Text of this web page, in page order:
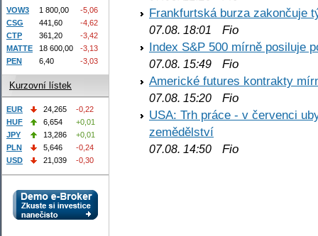
Frankfurtská burza zakončuje
07.08. 18:01
Fio
Index S&P 500 mírně posiluje
07.08. 15:49 Fio
Americké futures kontrakty
07.08. 15:20 Fio
USA: Trh práce - v červenci
zemědělství
07.08. 14:50 Fio
VOW3 1 800,00
-5,06
CSG
441,60
-4,62
CTP
361,20
-3,42
MATTE
18 600,00
-3,13
PEN
6,40 -3,03
Kurzovní lístek
EUR 24,265
-0,22
HUF
6,654
+0,01
JPY
13,286
+0,01
PLN
5,646
-0,24
USD
21,039 -0,30